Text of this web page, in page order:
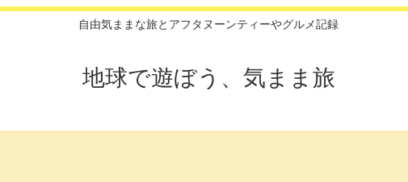
自由気ままな旅とアフタヌーンティーやグルメ記録
地球で遊ぼう、気まま旅